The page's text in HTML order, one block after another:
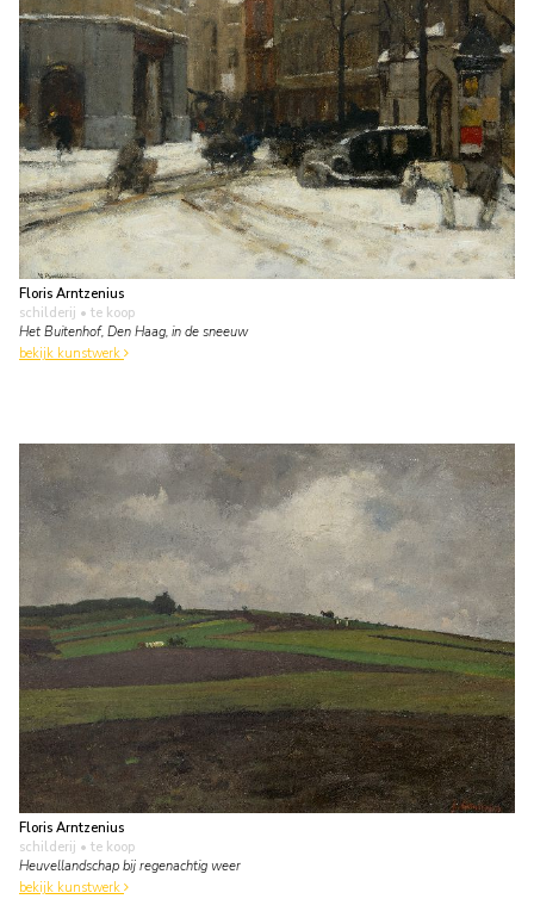
Floris Arntzenius
schilderij • te koop
Het Buitenhof, Den Haag, in de sneeuw
bekijk kunstwerk
Floris Arntzenius
schilderij • te koop
Heuvellandschap bij regenachtig weer
bekijk kunstwerk